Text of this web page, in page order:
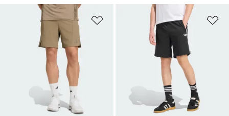
Añadir a la lista de deseos